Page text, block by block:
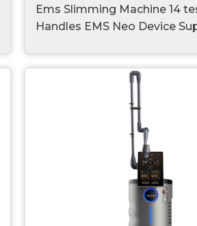
Ems Slimming Machine 14
Handles EMS Neo Device